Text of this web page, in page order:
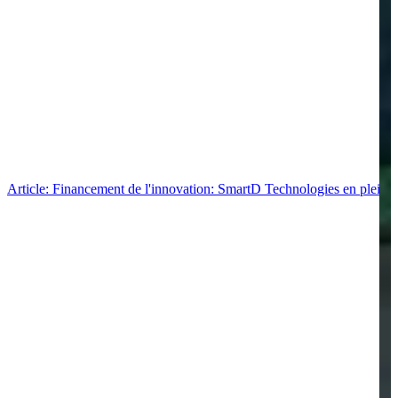
Article: Financement de l'innovation: SmartD Technologies en pleine